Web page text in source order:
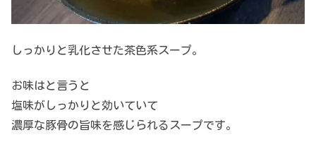
しっかりと乳化させた茶色系スープ。
お味はと言うと
塩味がしっかりと効いていて
濃厚な豚骨の旨味を感じられるスープです。